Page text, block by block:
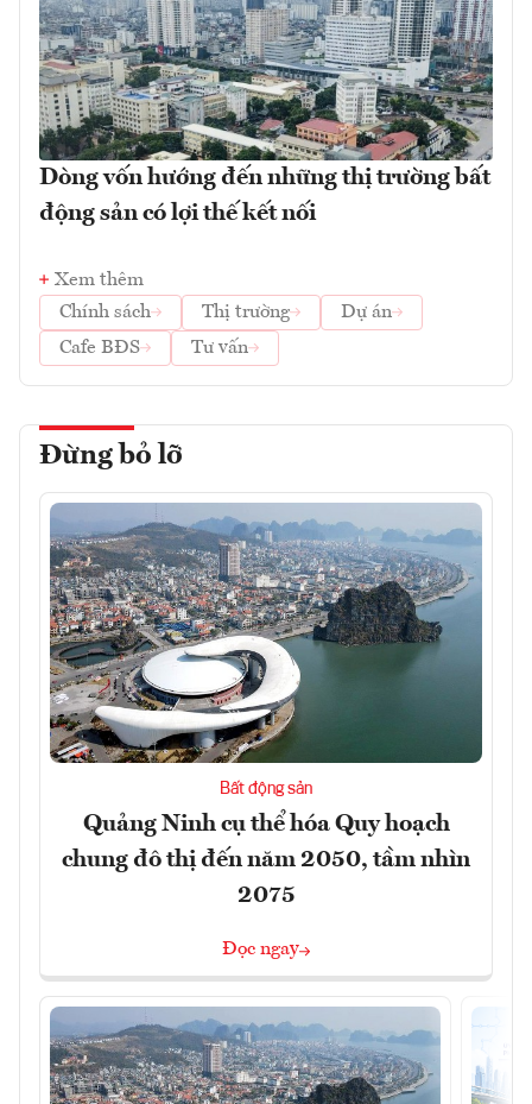
Dòng vốn hướng đến những thị trường bất
động sản có lợi thế kết nối
Xem thêm
Chính sách
Thị trường
Dự án
Cafe BĐS
Tư vấn
Đừng bỏ lỡ
Bất động sản
Quảng Ninh cụ thể hóa Quy hoạch
chung đô thị đến năm 2050, tầm nhìn
2075
Đọc ngay